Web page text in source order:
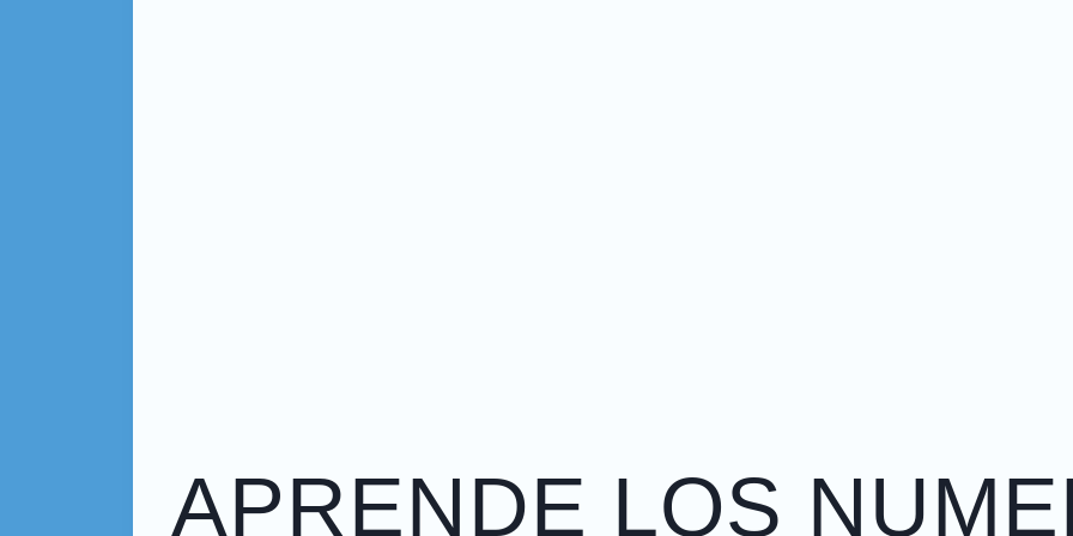
APRENDE LOS